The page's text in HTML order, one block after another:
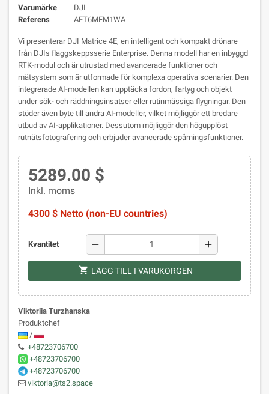
Varumärke
DJI
Referens
AET6MFM1WA
Vi presenterar DJI Matrice 4E, en intelligent och kompakt drönare
från DJIs flaggskeppsserie Enterprise. Denna modell har en inbyggd
RTK-modul och är utrustad med avancerade funktioner och
mätsystem som är utformade för komplexa operativa scenarier. Den
integrerade AI-modellen kan upptäcka fordon, fartyg och objekt
under sök- och räddningsinsatser eller rutinmässiga flygningar. Den
stöder även byte till andra AI-modeller, vilket möjliggör ett bredare
utbud av AI-applikationer. Dessutom möjliggör den högupplöst
rutnätsfotografering och erbjuder avancerade spårningsfunktioner.
5289.00 $
Inkl. moms
4300 $ Netto (non-EU countries)
Kvantitet remove add
shopping_cart LÄGG TILL I VARUKORGEN
Viktoriia Turzhanska
Produktchef
/
+48723706700
+48723706700
+48723706700
viktoria@ts2.space